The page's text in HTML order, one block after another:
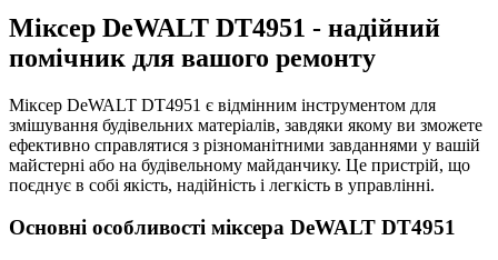
Міксер DeWALT DT4951 - надійний
помічник для вашого ремонту
Міксер DeWALT DT4951 є відмінним інструментом для
змішування будівельних матеріалів, завдяки якому ви зможете
ефективно справлятися з різноманітними завданнями у вашій
майстерні або на будівельному майданчику. Це пристрій, що
поєднує в собі якість, надійність і легкість в управлінні.
Основні особливості міксера DeWALT DT4951